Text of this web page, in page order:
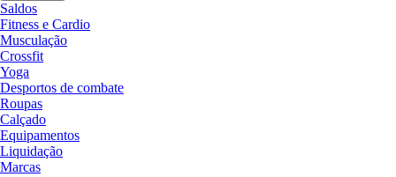
Saldos
Fitness e Cardio
Musculação
Crossfit
Yoga
Desportos de combate
Roupas
Calçado
Equipamentos
Liquidação
Marcas